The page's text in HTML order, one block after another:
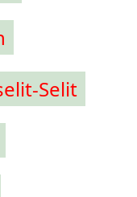
Selit